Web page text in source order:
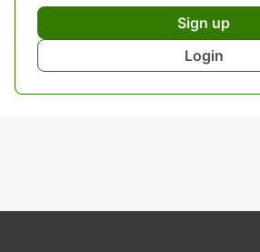
Sign up
Login